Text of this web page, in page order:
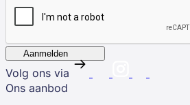
Aanmelden
Volg ons via
Ons aanbod